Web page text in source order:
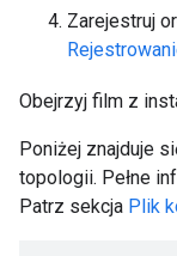
Zarejestruj
Obejrzyj film z
Poniżej znajduje
topologii. Pełne
Patrz sekcja Plik